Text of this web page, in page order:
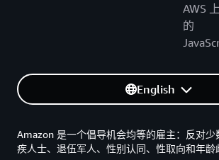
AWS 上
的
English
Amazon 是一个倡导机会均等的雇主：反对少
疾人士、退伍军人、性别认同、性取向和年龄